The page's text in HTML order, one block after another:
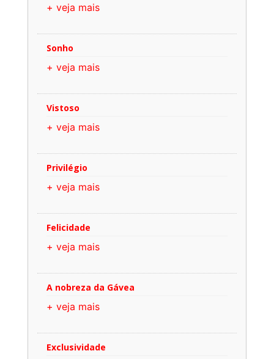
+ veja mais
Sonho
+ veja mais
Vistoso
+ veja mais
Privilégio
+ veja mais
Felicidade
+ veja mais
A nobreza da Gávea
+ veja mais
Exclusividade